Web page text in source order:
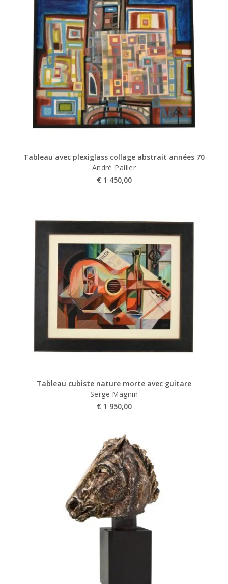
Tableau avec plexiglass collage abstrait années 70
André Pailler
€ 1 450,00
Tableau cubiste nature morte avec guitare
Serge Magnin
€ 1 950,00